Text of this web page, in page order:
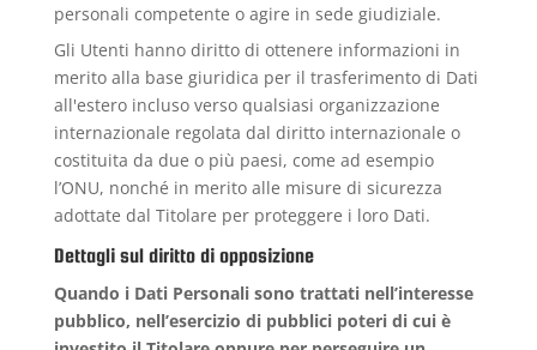
personali competente o agire in sede giudiziale.
Gli Utenti hanno diritto di ottenere informazioni in
merito alla base giuridica per il trasferimento di Dati
all'estero incluso verso qualsiasi organizzazione
internazionale regolata dal diritto internazionale o
costituita da due o più paesi, come ad esempio
l’ONU, nonché in merito alle misure di sicurezza
adottate dal Titolare per proteggere i loro Dati.
Dettagli sul diritto di opposizione
Quando i Dati Personali sono trattati nell’interesse
pubblico, nell’esercizio di pubblici poteri di cui è